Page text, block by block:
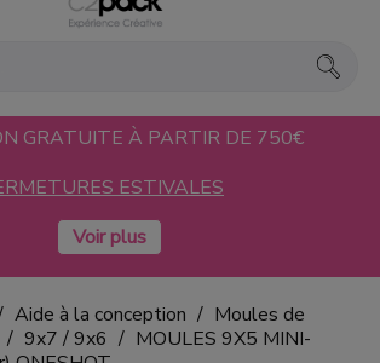
GRATUITE À PARTIR DE 750€
ESTIVALES
Aide à la conception
Moules de
9x7 / 9x6
MOULES 9X5 MINI-